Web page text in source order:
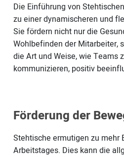
Die Einführung von
zu einer dynamischeren und
Sie fördern nicht nur die
Wohlbefinden der Mitarbeiter,
die Art und Weise, wie Teams
kommunizieren, positiv
Förderung der
Stehtische ermutigen zu mehr
Arbeitstages. Dies kann die